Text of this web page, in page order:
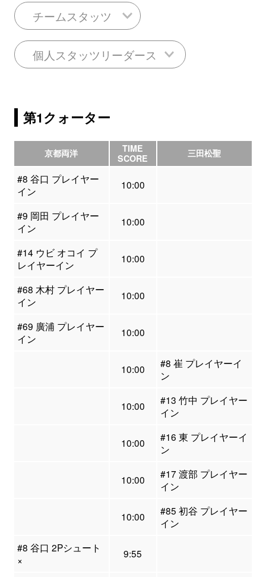
チームスタッツ
個人スタッツリーダース
第1クォーター
京都両洋
TIME
SCORE
三田松聖
#8 谷口 プレイヤー
イン
10:00
#9 岡田 プレイヤー
イン
10:00
#14 ウビ オコイ プ
レイヤーイン
10:00
#68 木村 プレイヤー
イン
10:00
#69 廣浦 プレイヤー
イン
10:00
10:00
#8 崔 プレイヤーイ
ン
10:00
#13 竹中 プレイヤー
イン
10:00
#16 東 プレイヤーイ
ン
10:00
#17 渡部 プレイヤー
イン
10:00
#85 初谷 プレイヤー
イン
#8 谷口 2Pシュート
×
9:55